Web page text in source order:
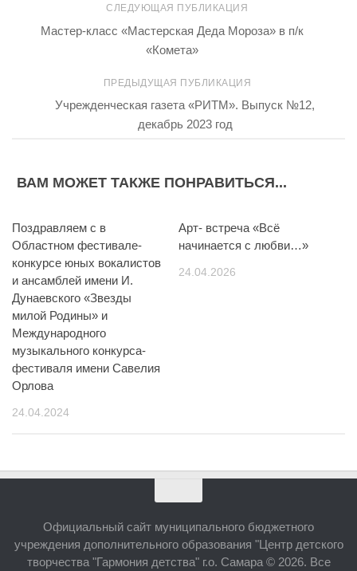
СЛЕДУЮЩАЯ ПУБЛИКАЦИЯ
Мастер-класс «Мастерская Деда Мороза» в п/к
«Комета»
ПРЕДЫДУЩАЯ ПУБЛИКАЦИЯ
Учрежденческая газета «РИТМ». Выпуск №12,
декабрь 2023 год
ВАМ МОЖЕТ ТАКЖЕ ПОНРАВИТЬСЯ...
Поздравляем с в
Областном фестивале-
конкурсе юных вокалистов
и ансамблей имени И.
Дунаевского «Звезды
милой Родины» и
Международного
музыкального конкурса-
фестиваля имени Савелия
Орлова
24.04.2024
Арт- встреча «Всё
начинается с любви…»
24.04.2026
Официальный сайт муниципального бюджетного
учреждения дополнительного образования "Центр детского
творчества "Гармония детства" г.о. Самара © 2026. Все